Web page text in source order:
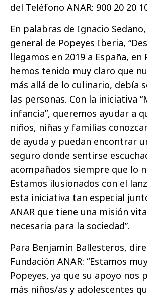
del Teléfono ANAR: 900 20 20
En palabras de Ignacio
general de Popeyes Iberia,
llegamos en 2019 a España, en
hemos tenido muy claro que
más allá de lo culinario, debía
las personas. Con la iniciativa
infancia”, queremos ayudar a
niños, niñas y familias
de ayuda y puedan encontrar
seguro donde sentirse
acompañados siempre que lo
Estamos ilusionados con el
esta iniciativa tan especial
ANAR que tiene una misión
necesaria para la sociedad”.
Para Benjamín Ballesteros,
Fundación ANAR: “Estamos
Popeyes, ya que su apoyo nos
más niños/as y adolescentes